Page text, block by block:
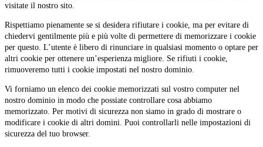
visitate il nostro sito.
Rispettiamo pienamente se si desidera rifiutare i cookie, ma per evitare di
chiedervi gentilmente più e più volte di permettere di memorizzare i cookie
per questo. L’utente è libero di rinunciare in qualsiasi momento o optare per
altri cookie per ottenere un’esperienza migliore. Se rifiuti i cookie,
rimuoveremo tutti i cookie impostati nel nostro dominio.
Vi forniamo un elenco dei cookie memorizzati sul vostro computer nel
nostro dominio in modo che possiate controllare cosa abbiamo
memorizzato. Per motivi di sicurezza non siamo in grado di mostrare o
modificare i cookie di altri domini. Puoi controllarli nelle impostazioni di
sicurezza del tuo browser.